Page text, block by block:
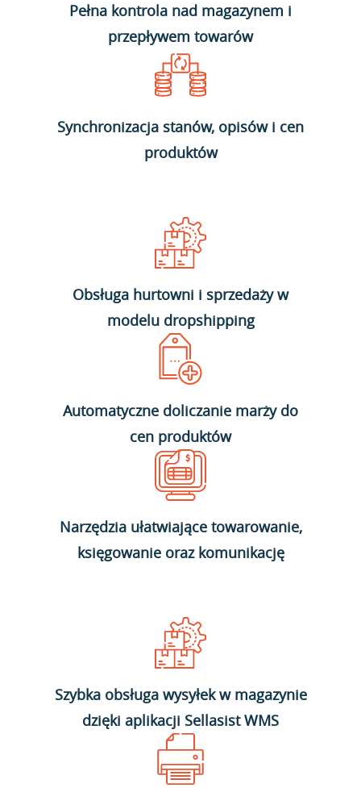
Pełna kontrola nad magazynem i
przepływem towarów
Synchronizacja stanów, opisów i cen
produktów
Obsługa hurtowni i sprzedaży w
modelu dropshipping
Automatyczne doliczanie marży do
cen produktów
Narzędzia ułatwiające towarowanie,
księgowanie oraz komunikację
Szybka obsługa wysyłek w magazynie
dzięki aplikacji Sellasist WMS